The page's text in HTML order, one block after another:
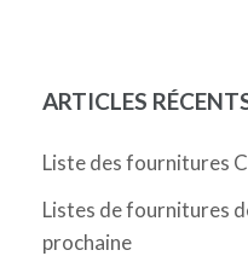
ARTICLES
Liste des fournitures
Listes de fournitures
prochaine